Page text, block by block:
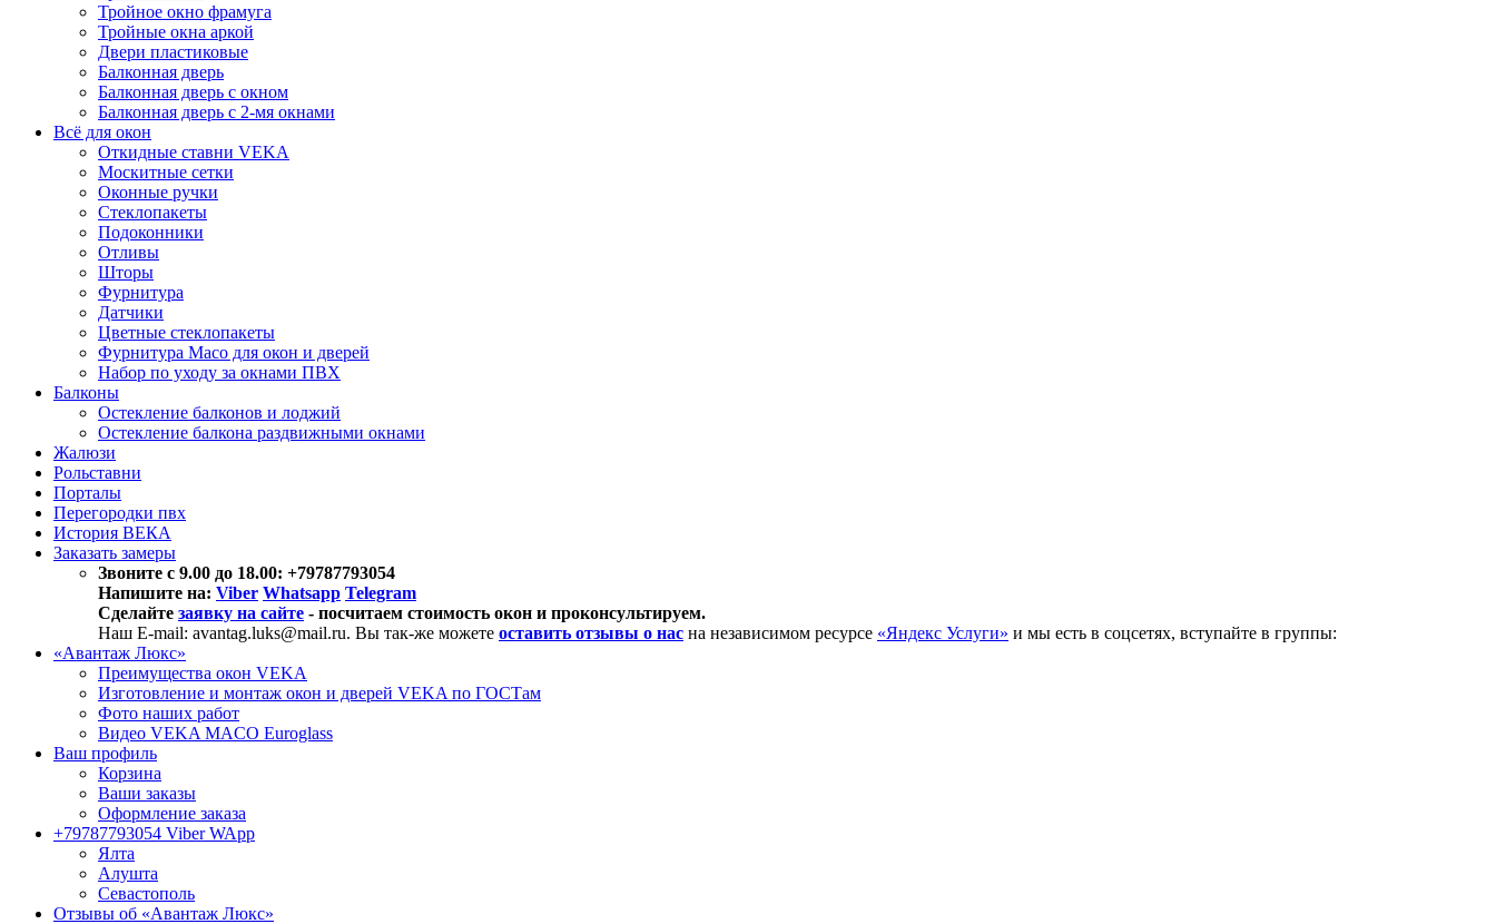
Тройное окно фрамуга
Тройные окна аркой
Двери пластиковые
Балконная дверь
Балконная дверь с окном
Балконная дверь с 2-мя окнами
Всё для окон
Откидные ставни VEKA
Москитные сетки
Оконные ручки
Стеклопакеты
Подоконники
Отливы
Шторы
Фурнитура
Датчики
Цветные стеклопакеты
Фурнитура Maco для окон и дверей
Набор по уходу за окнами ПВХ
Балконы
Остекление балконов и лоджий
Остекление балкона раздвижными окнами
Жалюзи
Рольставни
Порталы
Перегородки пвх
История ВЕКА
Заказать замеры
Звоните с 9.00 до 18.00: +79787793054
Напишите на: Viber Whatsapp Telegram
Сделайте заявку на сайте - посчитаем стоимость окон и проконсультируем.
Наш E-mail: avantag.luks@mail.ru. Вы так-же можете оставить отзывы о нас на независимом ресурсе «Яндекс Услуги» и мы есть в соцсетях, вступайте в группы:
«Авантаж Люкс»
Преимущества окон VEKA
Изготовление и монтаж окон и дверей VEKA по ГОСТам
Фото наших работ
Видео VEKA MACO Euroglass
Ваш профиль
Корзина
Ваши заказы
Оформление заказа
+79787793054 Viber WApp
Ялта
Алушта
Севастополь
Отзывы об «Авантаж Люкс»